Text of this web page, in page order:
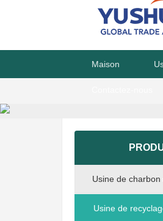
Maison
Usine de charbon
Usine de